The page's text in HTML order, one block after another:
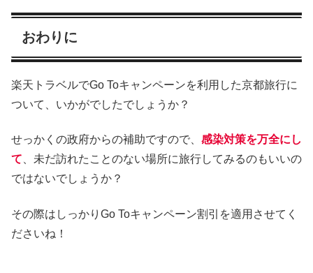
おわりに
楽天トラベルでGo Toキャンペーンを利用した京都旅行に
ついて、いかがでしたでしょうか？
せっかくの政府からの補助ですので、 感染対策を万全にし
て 、未だ訪れたことのない場所に旅行してみるのもいいの
ではないでしょうか？
その際はしっかりGo Toキャンペーン割引を適用させてく
ださいね！